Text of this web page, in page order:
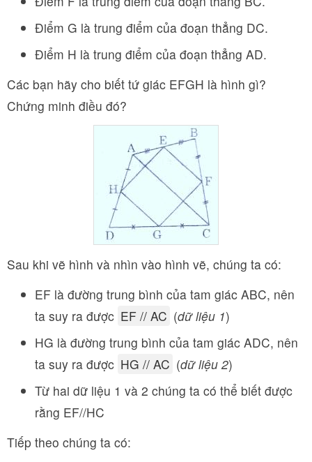
Điểm G là trung điểm của đoạn thẳng DC.
Điểm H là trung điểm của đoạn thẳng AD.
Các bạn hãy cho biết tứ giác EFGH là hình gì?
Chứng minh điều đó?
Sau khi vẽ hình và nhìn vào hình vẽ, chúng ta có:
EF là đường trung bình của tam giác ABC, nên
ta suy ra được EF // AC (dữ liệu 1)
HG là đường trung bình của tam giác ADC, nên
ta suy ra được HG // AC (dữ liệu 2)
Từ hai dữ liệu 1 và 2 chúng ta có thể biết được
rằng EF//HC
Tiếp theo chúng ta có: